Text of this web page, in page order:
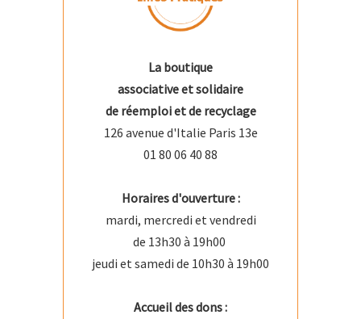
La boutique
associative et solidaire
de réemploi et de recyclage
126 avenue d'Italie Paris 13e
01 80 06 40 88
Horaires d'ouverture :
mardi, mercredi et vendredi
de 13h30 à 19h00
jeudi et samedi de 10h30 à 19h00
Accueil des dons :